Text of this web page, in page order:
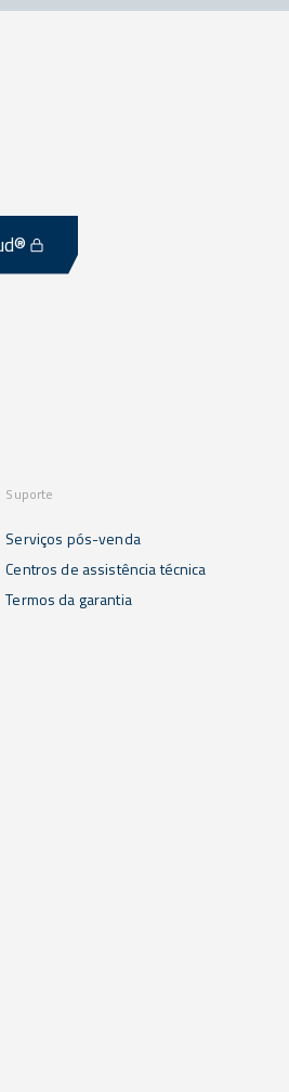
Suporte
Serviços pós-venda
Centros de assistência técnica
Termos da garantia